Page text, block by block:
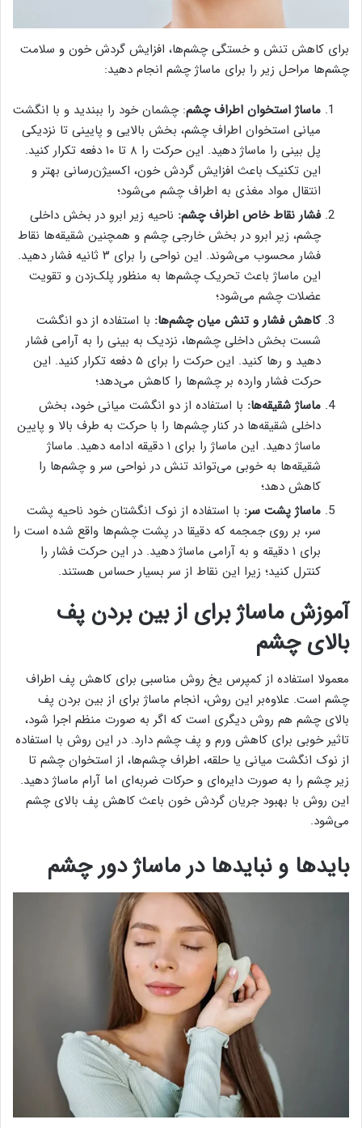
برای کاهش تنش و خستگی چشم‌ها، افزایش گردش خون و سلامت
چشم‌ها مراحل زیر را برای ماساژ چشم‌ انجام دهید:
ماساژ استخوان اطراف چشم: چشمان خود را ببندید و با انگشت
میانی استخوان اطراف چشم، بخش بالایی و پایینی تا نزدیکی
پل بینی را ماساژ دهید. این حرکت را ۸ تا ۱۰ دفعه تکرار کنید.
این تکنیک باعث افزایش گردش خون، اکسیژن‌رسانی بهتر و
انتقال مواد مغذی به اطراف چشم می‌شود؛
فشار نقاط خاص اطراف چشم: ناحیه زیر ابرو در بخش داخلی
چشم، زیر ابرو در بخش خارجی چشم و همچنین شقیقه‌ها نقاط
فشار محسوب می‌شوند. این نواحی را برای ۳ ثانیه فشار دهید.
این ماساژ باعث تحریک چشم‌ها به منظور پلک‌زدن و تقویت
عضلات چشم می‌شود؛
کاهش فشار و تنش میان چشم‌ها: با استفاده از دو انگشت
شست بخش داخلی چشم‌ها، نزدیک به بینی را به آرامی فشار
دهید و رها کنید. این حرکت را برای ۵ دفعه تکرار کنید. این
حرکت فشار وارده بر چشم‌ها را کاهش می‌دهد؛
ماساژ شقیقه‌ها: با استفاده از دو انگشت میانی خود، بخش
داخلی شقیقه‌ها در کنار چشم‌ها را با حرکت به طرف بالا و پایین
ماساژ دهید. این ماساژ را برای ۱ دقیقه ادامه دهید. ماساژ
شقیقه‌ها به خوبی می‌تواند تنش در نواحی سر و چشم‌ها را
کاهش دهد؛
ماساژ پشت سر: با استفاده از نوک انگشتان خود ناحیه پشت
سر، بر روی جمجمه که دقیقا در پشت چشم‌ها واقع شده است را
برای ۱ دقیقه و به آرامی ماساژ دهید. در این حرکت فشار را
کنترل کنید؛ زیرا این نقاط از سر بسیار حساس هستند.
آموزش ماساژ برای از بین بردن پف
بالای چشم
معمولا استفاده از کمپرس یخ روش مناسبی برای کاهش پف اطراف
چشم است. علاوه‌بر این روش، انجام ماساژ برای از بین بردن پف
بالای چشم هم روش دیگری است که اگر به صورت منظم اجرا شود،
تاثیر خوبی برای کاهش ورم و پف چشم دارد. در این روش با استفاده
از نوک انگشت میانی یا حلقه، اطراف چشم‌ها، از استخوان چشم تا
زیر چشم را به صورت دایره‌ای و حرکات ضربه‌ای اما آرام ماساژ دهید.
این روش با بهبود جریان گردش خون باعث کاهش پف بالای چشم
می‌شود.
بایدها و نبایدها در ماساژ دور چشم